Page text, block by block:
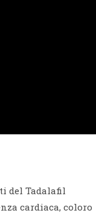
del Tadalafil
cardiaca, coloro